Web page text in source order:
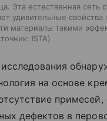
Эта естественная сеть
удивительные свойства
материалы такими
ISTA
на основе
примесей,
дефектов в